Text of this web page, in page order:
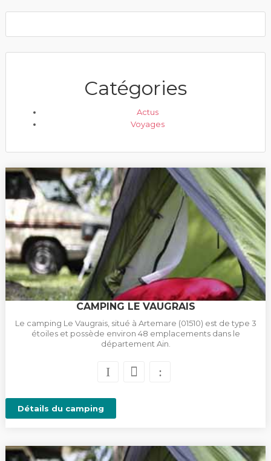
Catégories
Actus
Voyages
CAMPING LE VAUGRAIS
Le camping Le Vaugrais, situé à Artemare (01510) est de type 3
étoiles et possède environ 48 emplacements dans le
département Ain.
Détails du camping